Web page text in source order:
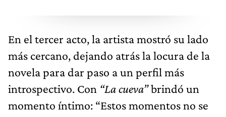
En el tercer acto, la artista mostró su lado
más cercano, dejando atrás la locura de la
novela para dar paso a un perfil más
introspectivo. Con “La cueva”brindó un
momento íntimo: “Estos momentos no se